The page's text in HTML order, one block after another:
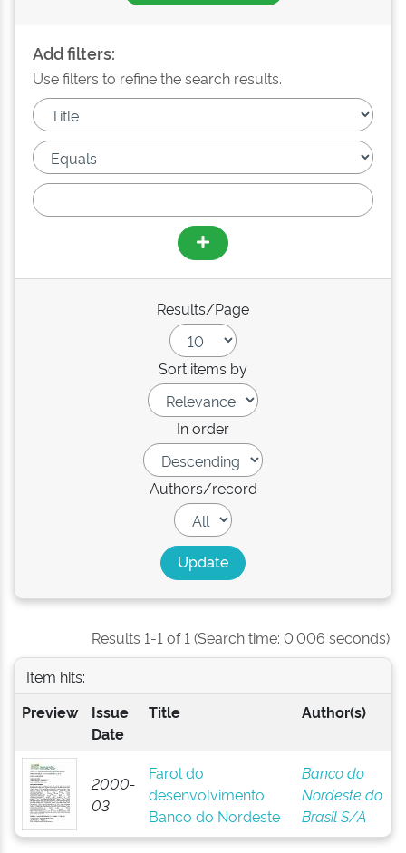
Add filters:
Use filters to refine the search results.
Results/Page
Sort items by
In order
Authors/record
Results 1-1 of 1 (Search time: 0.006 seconds).
Item hits:
Preview
Issue
Date
Title Author(s)
2000-
03
Farol do
desenvolvimento
Banco do Nordeste
Banco do
Nordeste do
Brasil S/A